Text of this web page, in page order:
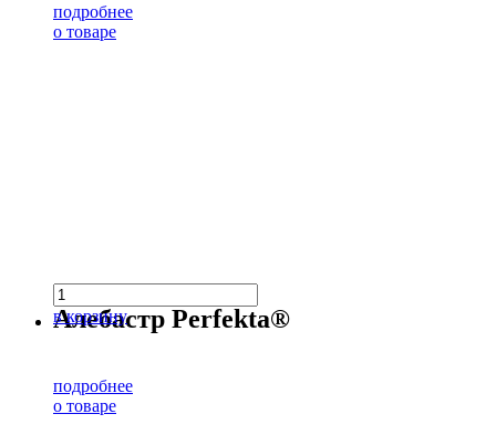
подробнее
о товаре
в корзину
Алебастр Perfekta®
подробнее
о товаре